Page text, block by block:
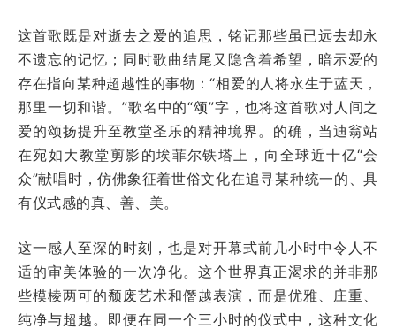
这首歌既是对逝去之爱的追思，铭记那些虽已远去却永
不遗忘的记忆；同时歌曲结尾又隐含着希望，暗示爱的
存在指向某种超越性的事物：“相爱的人将永生于蓝天，
那里一切和谐。”歌名中的“颂”字，也将这首歌对人间之
爱的颂扬提升至教堂圣乐的精神境界。的确，当迪翁站
在宛如大教堂剪影的埃菲尔铁塔上，向全球近十亿“会
众”献唱时，仿佛象征着世俗文化在追寻某种统一的、具
有仪式感的真、善、美。
这一感人至深的时刻，也是对开幕式前几小时中令人不
适的审美体验的一次净化。这个世界真正渴求的并非那
些模棱两可的颓废艺术和僭越表演，而是优雅、庄重、
纯净与超越。即便在同一个三小时的仪式中，这种文化